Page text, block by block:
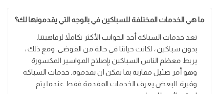
ما هي الخدمات المختلفة للسباكين في بالوجه التي يقدمونها لك؟
تعد خدمات السباكة أحد الجوانب الأكثر تكاملاً لرفاهيتنا.
بدون سباكين ، لكانت حياتنا في حالة من الفوضى. ومع ذلك ،
يربط معظم الناس السباكين بإصلاح المواسير المكسورة
وهو أمر ضئيل مقارنة بما يمكن ان يقدموه. خدمات السباكة
وفيرة. البعض يعرف الخدمات المقدمة فقط عندما يتم